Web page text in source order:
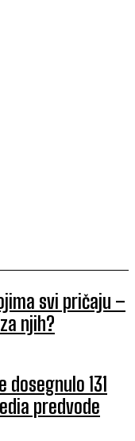
svi pričaju –
njih?
131
predvode